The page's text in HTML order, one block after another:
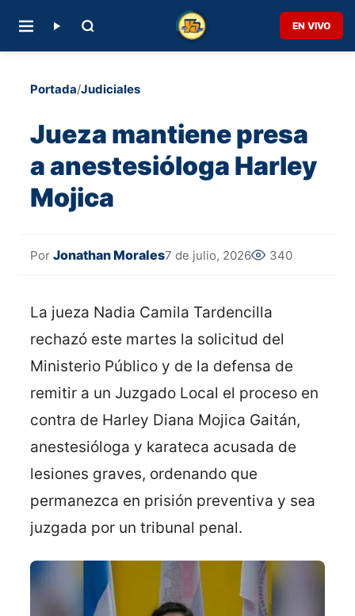
EN VIVO
Portada/Judiciales
Jueza mantiene presa
a anestesióloga Harley
Mojica
Por Jonathan Morales7 de julio, 2026 340
La jueza Nadia Camila Tardencilla
rechazó este martes la solicitud del
Ministerio Público y de la defensa de
remitir a un Juzgado Local el proceso en
contra de Harley Diana Mojica Gaitán,
anestesióloga y karateca acusada de
lesiones graves, ordenando que
permanezca en prisión preventiva y sea
juzgada por un tribunal penal.